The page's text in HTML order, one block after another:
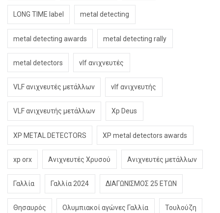
LONG TIME label metal detecting
metal detecting awards metal detecting rally
metal detectors vlf ανιχνευτές
VLF ανιχνευτές μετάλλων vlf ανιχνευτής
VLF ανιχνευτής μετάλλων Xp Deus
XP METAL DETECTORS XP metal detectors awards
xp orx Ανιχνευτές Χρυσού Ανιχνευτές μετάλλων
Γαλλία Γαλλία 2024 ΔΙΑΓΩΝΙΣΜΟΣ 25 ΕΤΩΝ
Θησαυρός Ολυμπιακοί αγώνες Γαλλία Τουλούζη